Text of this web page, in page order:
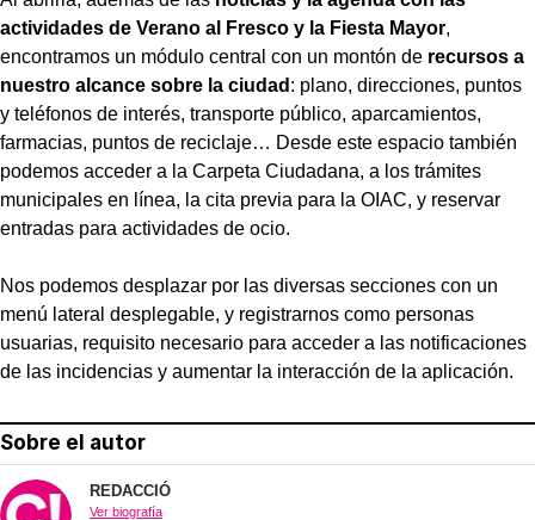
actividades de Verano al Fresco y la Fiesta Mayor,
encontramos un módulo central con un montón de recursos a
nuestro alcance sobre la ciudad : plano, direcciones, puntos
y teléfonos de interés, transporte público, aparcamientos,
farmacias, puntos de reciclaje… Desde este espacio también
podemos acceder a la Carpeta Ciudadana, a los trámites
municipales en línea, la cita previa para la OIAC, y reservar
entradas para actividades de ocio.
Nos podemos desplazar por las diversas secciones con un
menú lateral desplegable, y registrarnos como personas
usuarias, requisito necesario para acceder a las notificaciones
de las incidencias y aumentar la interacción de la aplicación.
Sobre el autor
REDACCIÓ
Ver biografía